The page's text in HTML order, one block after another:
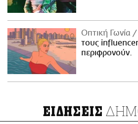
Οπτική Γωνία
τους
περιφρονούν.
ΕΙΔΗΣΕΙΣ